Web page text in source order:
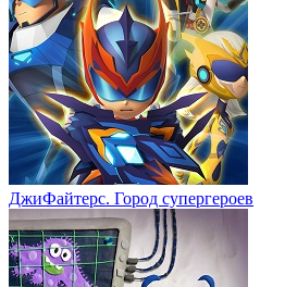
ДжиФайтерс. Город супергероев